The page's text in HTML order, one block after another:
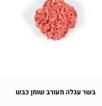
בשר עגלה מעורב שומן כבש